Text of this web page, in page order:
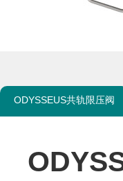
ODYSSEUS共轨限压阀